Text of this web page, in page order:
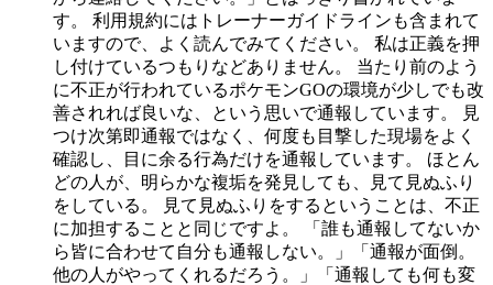
す。 利用規約にはトレーナーガイドラインも含まれて
いますので、よく読んでみてください。 私は正義を押
し付けているつもりなどありません。 当たり前のよう
に不正が行われているポケモンGOの環境が少しでも改
善されれば良いな、という思いで通報しています。 見
つけ次第即通報ではなく、何度も目撃した現場をよく
確認し、目に余る行為だけを通報しています。 ほとん
どの人が、明らかな複垢を発見しても、見て見ぬふり
をしている。 見て見ぬふりをするということは、不正
に加担することと同じですよ。 「誰も通報してないか
ら皆に合わせて自分も通報しない。」「通報が面倒。
他の人がやってくれるだろう。」「通報しても何も変